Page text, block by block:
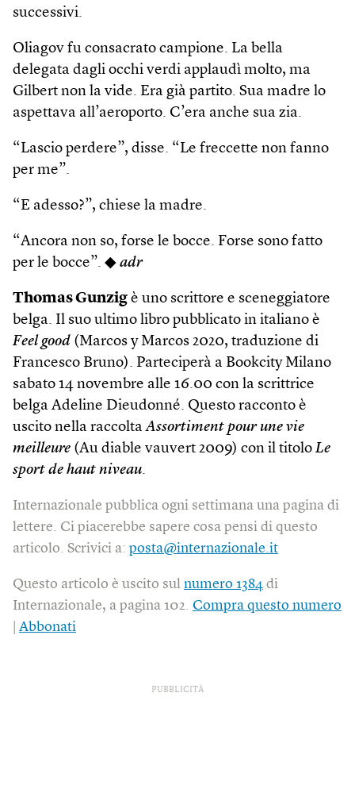
successivi.
Oliagov fu consacrato campione. La bella
delegata dagli occhi verdi applaudì molto, ma
Gilbert non la vide. Era già partito. Sua madre lo
aspettava all’aeroporto. C’era anche sua zia.
“Lascio perdere”, disse. “Le freccette non fanno
per me”.
“E adesso?”, chiese la madre.
“Ancora non so, forse le bocce. Forse sono fatto
per le bocce”. ◆ adr
Thomas Gunzig è uno scrittore e sceneggiatore
belga. Il suo ultimo libro pubblicato in italiano è
Feel good (Marcos y Marcos 2020, traduzione di
Francesco Bruno). Parteciperà a Bookcity Milano
sabato 14 novembre alle 16.00 con la scrittrice
belga Adeline Dieudonné. Questo racconto è
uscito nella raccoltaAssortiment pour une vie
meilleure (Au diable vauvert 2009) con il titolo Le
sport de haut niveau.
Internazionale pubblica ogni settimana una pagina di
lettere. Ci piacerebbe sapere cosa pensi di questo
articolo. Scrivici a: posta@internazionale.it
Questo articolo è uscito sul numero 1384 di
Internazionale, a pagina 102. Compra questo numero
Abbonati
PUBBLICITÀ